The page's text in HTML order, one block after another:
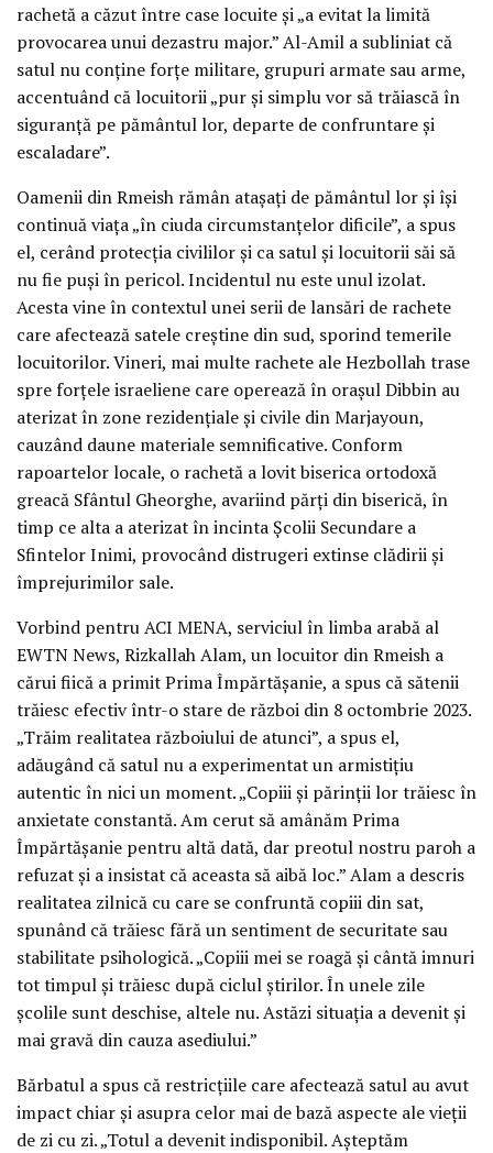
rachetă a căzut între case locuite și „a evitat la limită
provocarea unui dezastru major.” Al-Amil a subliniat că
satul nu conține forțe militare, grupuri armate sau arme,
accentuând că locuitorii „pur și simplu vor să trăiască în
siguranță pe pământul lor, departe de confruntare și
escaladare”.
Oamenii din Rmeish rămân atașați de pământul lor și își
continuă viața „în ciuda circumstanțelor dificile”, a spus
el, cerând protecția civililor și ca satul și locuitorii săi să
nu fie puși în pericol. Incidentul nu este unul izolat.
Acesta vine în contextul unei serii de lansări de rachete
care afectează satele creștine din sud, sporind temerile
locuitorilor. Vineri, mai multe rachete ale Hezbollah trase
spre forțele israeliene care operează în orașul Dibbin au
aterizat în zone rezidențiale și civile din Marjayoun,
cauzând daune materiale semnificative. Conform
rapoartelor locale, o rachetă a lovit biserica ortodoxă
greacă Sfântul Gheorghe, avariind părți din biserică, în
timp ce alta a aterizat în incinta Școlii Secundare a
Sfintelor Inimi, provocând distrugeri extinse clădirii și
împrejurimilor sale.
Vorbind pentru ACI MENA, serviciul în limba arabă al
EWTN News, Rizkallah Alam, un locuitor din Rmeish a
cărui fiică a primit Prima Împărtășanie, a spus că sătenii
trăiesc efectiv într-o stare de război din 8 octombrie 2023.
„Trăim realitatea războiului de atunci”, a spus el,
adăugând că satul nu a experimentat un armistițiu
autentic în nici un moment. „Copiii și părinții lor trăiesc în
anxietate constantă. Am cerut să amânăm Prima
Împărtășanie pentru altă dată, dar preotul nostru paroh a
refuzat și a insistat că aceasta să aibă loc.” Alam a descris
realitatea zilnică cu care se confruntă copiii din sat,
spunând că trăiesc fără un sentiment de securitate sau
stabilitate psihologică. „Copiii mei se roagă și cântă imnuri
tot timpul și trăiesc după ciclul știrilor. În unele zile
școlile sunt deschise, altele nu. Astăzi situația a devenit și
mai gravă din cauza asediului.”
Bărbatul a spus că restricțiile care afectează satul au avut
impact chiar și asupra celor mai de bază aspecte ale vieții
de zi cu zi. „Totul a devenit indisponibil. Așteptăm